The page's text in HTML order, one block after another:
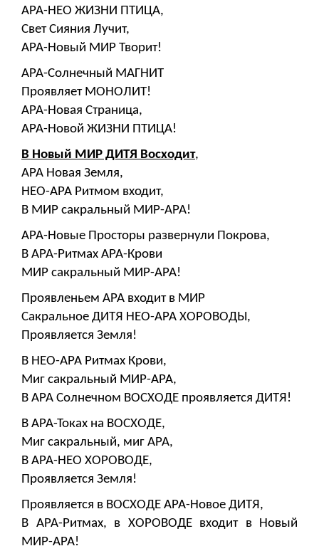
АРА-НЕО ЖИЗНИ ПТИЦА,
Свет Сияния Лучит,
АРА-Новый МИР Творит!
АРА-Солнечный МАГНИТ
Проявляет МОНОЛИТ!
АРА-Новая Страница,
АРА-Новой ЖИЗНИ ПТИЦА!
В Новый МИР ДИТЯ Восходит,
АРА Новая Земля,
НЕО-АРА Ритмом входит,
В МИР сакральный МИР-АРА!
АРА-Новые Просторы развернули Покрова,
В АРА-Ритмах АРА-Крови
МИР сакральный МИР-АРА!
Проявленьем АРА входит в МИР
Сакральное ДИТЯ НЕО-АРА ХОРОВОДЫ,
Проявляется Земля!
В НЕО-АРА Ритмах Крови,
Миг сакральный МИР-АРА,
В АРА Солнечном ВОСХОДЕ проявляется ДИТЯ!
В АРА-Токах на ВОСХОДЕ,
Миг сакральный, миг АРА,
В АРА-НЕО ХОРОВОДЕ,
Проявляется Земля!
Проявляется в ВОСХОДЕ АРА-Новое ДИТЯ,
В АРА-Ритмах, в ХОРОВОДЕ входит в Новый
МИР-АРА!